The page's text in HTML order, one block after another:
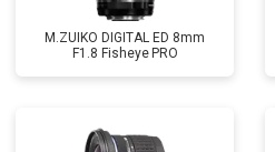
M.ZUIKO DIGITAL ED 8mm
F1.8 Fisheye PRO